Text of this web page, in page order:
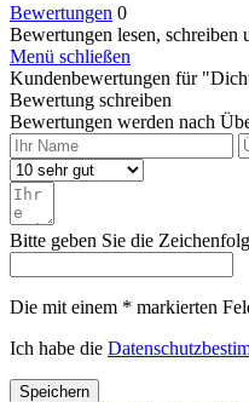
Bewertungen 0
Bewertungen lesen, schreiben
Menü schließen
Kundenbewertungen für
Bewertung schreiben
Bewertungen werden nach
Bitte geben Sie die
Die mit einem * markierten
Ich habe die
Speichern